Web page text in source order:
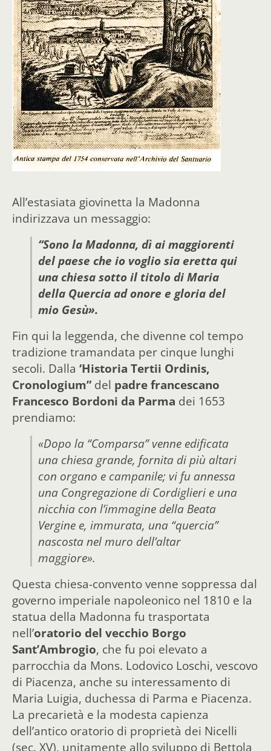
All’estasiata giovinetta la Madonna
indirizzava un messaggio:
“Sono la Madonna, dì ai maggiorenti
del paese che io voglio sia eretta qui
una chiesa sotto il titolo di Maria
della Quercia ad onore e gloria del
mio Gesù».
Fin qui la leggenda, che divenne col tempo
tradizione tramandata per cinque lunghi
secoli. Dalla ‘Historia Tertii Ordinis,
Cronologium” del padre francescano
Francesco Bordoni da Parma dei 1653
prendiamo:
«Dopo la “Comparsa” venne edificata
una chiesa grande, fornita di più altari
con organo e campanile; vi fu annessa
una Congregazione di Cordiglieri e una
nicchia con l’immagine della Beata
Vergine e, immurata, una “quercia”
nascosta nel muro dell’altar
maggiore».
Questa chiesa-convento venne soppressa dal
governo imperiale napoleonico nel 1810 e la
statua della Madonna fu trasportata
nell’oratorio del vecchio Borgo
Sant’Ambrogio, che fu poi elevato a
parrocchia da Mons. Lodovico Loschi, vescovo
di Piacenza, anche su interessamento di
Maria Luigia, duchessa di Parma e Piacenza.
La precarietà e la modesta capienza
dell’antico oratorio di proprietà dei Nicelli
(sec. XV), unitamente allo sviluppo di Bettola